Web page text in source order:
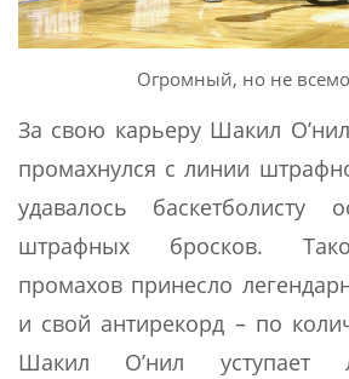
Огромный, но не
За свою карьеру Шакил
промахнулся с линии
удавалось баскетболисту
штрафных бросков.
промахов принесло
и свой антирекорд – по
Шакил О’нил уступает